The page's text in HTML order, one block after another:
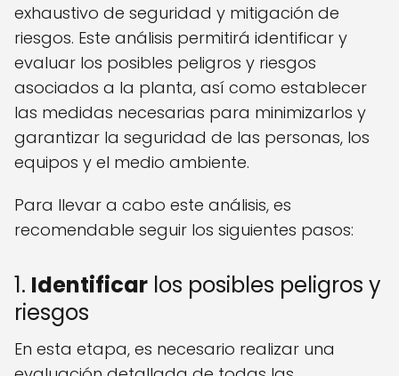
exhaustivo de seguridad y mitigación de
riesgos. Este análisis permitirá identificar y
evaluar los posibles peligros y riesgos
asociados a la planta, así como establecer
las medidas necesarias para minimizarlos y
garantizar la seguridad de las personas, los
equipos y el medio ambiente.
Para llevar a cabo este análisis, es
recomendable seguir los siguientes pasos:
1. Identificar los posibles peligros y
riesgos
En esta etapa, es necesario realizar una